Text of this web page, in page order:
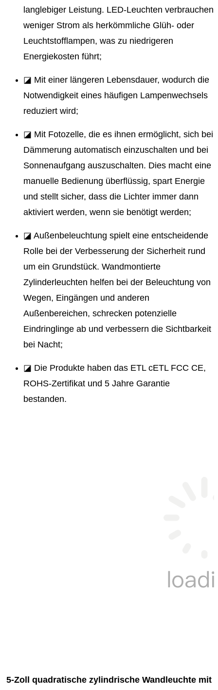
langlebiger Leistung. LED-Leuchten verbrauchen
weniger Strom als herkömmliche Glüh- oder
Leuchtstofflampen, was zu niedrigeren
Energiekosten führt;
◪ Mit einer längeren Lebensdauer, wodurch die
Notwendigkeit eines häufigen Lampenwechsels
reduziert wird;
◪ Mit Fotozelle, die es ihnen ermöglicht, sich bei
Dämmerung automatisch einzuschalten und bei
Sonnenaufgang auszuschalten. Dies macht eine
manuelle Bedienung überflüssig, spart Energie
und stellt sicher, dass die Lichter immer dann
aktiviert werden, wenn sie benötigt werden;
◪ Außenbeleuchtung spielt eine entscheidende
Rolle bei der Verbesserung der Sicherheit rund
um ein Grundstück. Wandmontierte
Zylinderleuchten helfen bei der Beleuchtung von
Wegen, Eingängen und anderen
Außenbereichen, schrecken potenzielle
Eindringlinge ab und verbessern die Sichtbarkeit
bei Nacht;
◪ Die Produkte haben das ETL cETL FCC CE,
ROHS-Zertifikat und 5 Jahre Garantie
bestanden.
5-Zoll quadratische zylindrische Wandleuchte mit